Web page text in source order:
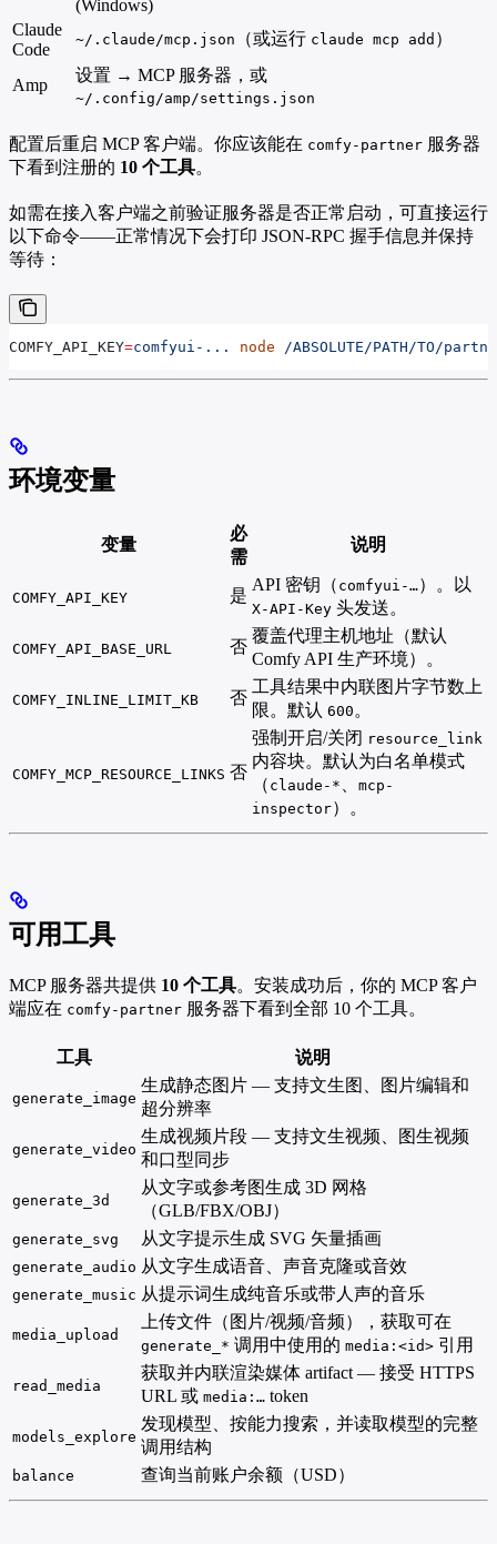
(Windows)
Claude
Code
~/.claude/mcp.json （或运行 claude mcp add ）
Amp
设置 → MCP 服务器，或
~/.config/amp/settings.json
配置后重启 MCP 客户端。你应该能在 comfy-partner 服务器
下看到注册的 10 个工具。
如需在接入客户端之前验证服务器是否正常启动，可直接运行
以下命令——正常情况下会打印 JSON-RPC 握手信息并保持
等待：
COMFY_API_KEY=comfyui-... node /ABSOLUTE/PATH/TO/
环境变量
变量
必
需
说明
COMFY_API_KEY 是
API 密钥（ comfyui-…）。以
X-API-Key 头发送。
COMFY_API_BASE_URL 否
覆盖代理主机地址（默认
Comfy API 生产环境）。
COMFY_INLINE_LIMIT_KB 否
工具结果中内联图片字节数上
限。默认 600。
COMFY_MCP_RESOURCE_LINKS 否
强制开启/关闭 resource_link
内容块。默认为白名单模式
（ claude-* 、 mcp-
inspector）。
可用工具
MCP 服务器共提供 10 个工具。安装成功后，你的 MCP 客户
端应在 comfy-partner 服务器下看到全部 10 个工具。
工具 说明
generate_image
生成静态图片 — 支持文生图、图片编辑和
超分辨率
generate_video
生成视频片段 — 支持文生视频、图生视频
和口型同步
generate_3d
从文字或参考图生成 3D 网格
（GLB/FBX/OBJ）
generate_svg 从文字提示生成 SVG 矢量插画
generate_audio 从文字生成语音、声音克隆或音效
generate_music 从提示词生成纯音乐或带人声的音乐
media_upload
上传文件（图片/视频/音频），获取可在
generate_* 调用中使用的 media:<id> 引用
read_media
获取并内联渲染媒体 artifact — 接受 HTTPS
URL 或 media:… token
models_explore
发现模型、按能力搜索，并读取模型的完整
调用结构
balance 查询当前账户余额（USD）